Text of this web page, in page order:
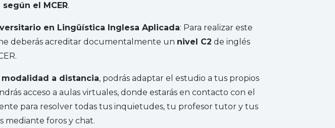
el MCER.
en Lingüística Inglesa Aplicada: Para realizar este
deberás acreditar documentalmente un nivel C2 de inglés
modalidad a distancia, podrás adaptar el estudio a tus propios
acceso a aulas virtuales, donde estarás en contacto con el
para resolver todas tus inquietudes, tu profesor tutor y tus
mediante foros y chat.